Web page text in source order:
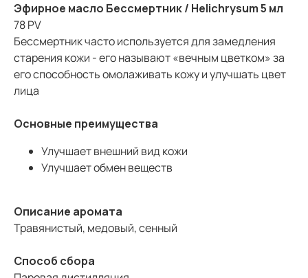
Эфирное масло Бессмертник / Helichrysum 5 мл
78 PV
Бессмертник часто используется для замедления
старения кожи - его называют «вечным цветком» за
его способность омолаживать кожу и улучшать цвет
лица
Основные преимущества
Улучшает внешний вид кожи
Улучшает обмен веществ
Описание аромата
Травянистый, медовый, сенный
Способ сбора